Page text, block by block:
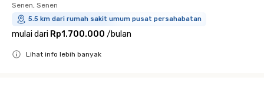
Senen, Senen
5.5 km dari rumah sakit umum pusat persahabatan
mulai dari Rp1.700.000 /bulan
Lihat info lebih banyak